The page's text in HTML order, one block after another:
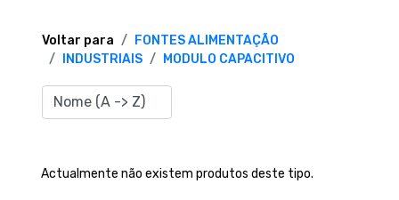
TERMOS E CONDIÇÕES
EMPRESA
Voltar para
FONTES ALIMENTAÇÃO
INDUSTRIAIS
MODULO CAPACITIVO
Actualmente não existem produtos deste tipo.